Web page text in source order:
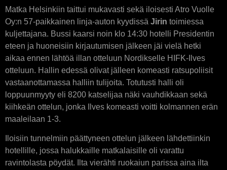
Matka Helsinkiin taittui mukavasti sekä iloisesti Atro Vuolle
Oy:n 57-paikkainen linja-auton kyydissä Jirin toimiessa
kuljettajana. Bussi kaarsi noin klo 14:30 hotelli Presidentin
eteen ja huoneisiin kirjautumisen jälkeen jäi vielä hetki
aikaa ennen lähtöä illan otteluun Nordikselle HIFK-Ilves
otteluun. Hallin edessä olivat jälleen komeasti ratsupoliisit
vastaanottamassa halliin tulijoita. Totutusti halli oli
loppuunmyyty eli 8200 katselijaa näki vauhdikkaan sekä
kiihkeän ottelun, jonka Ilves komeasti voitti kolmannen erän
maaleilaan 1-3.
Iloisiin tunnelmiin päättyneen ottelun jälkeen lähdettiinkin
hotellille, jossa halukkaille matkalaisille oli varattu
ravintolasta pöydät. Ilta vierähti ruokaiun parissa aina ilta